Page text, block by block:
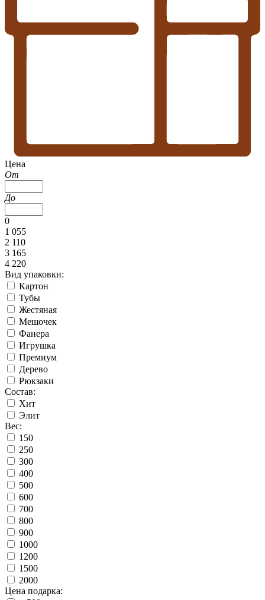
Цена
От
До
0
1 055
2 110
3 165
4 220
Вид упаковки:
Картон
Тубы
Жестяная
Мешочек
Фанера
Игрушка
Премиум
Дерево
Рюкзаки
Состав:
Хит
Элит
Вес:
150
250
300
400
500
600
700
800
900
1000
1200
1500
2000
Цена подарка: